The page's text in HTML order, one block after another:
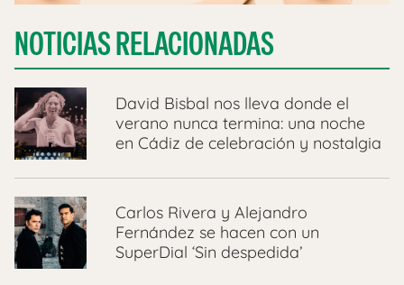
NOTICIAS RELACIONADAS
David Bisbal nos lleva donde el
verano nunca termina: una noche
en Cádiz de celebración y nostalgia
Carlos Rivera y Alejandro
Fernández se hacen con un
SuperDial ‘Sin despedida’